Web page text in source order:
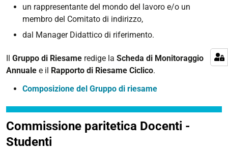
un rappresentante del mondo del lavoro e/o un
membro del Comitato di indirizzo,
dal Manager Didattico di riferimento.
Il Gruppo di Riesame redige la Scheda di Monitoraggio
Annuale e il Rapporto di Riesame Ciclico.
Composizione del Gruppo di riesame
Commissione paritetica Docenti -
Studenti